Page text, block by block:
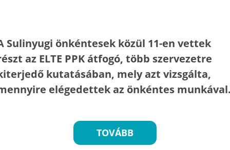
Sulinyugi önkéntesek közül 11-en vettek
az ELTE PPK átfogó, több szervezetre
kutatásában, mely azt vizsgálta,
elégedettek az önkéntes
TOVÁBB